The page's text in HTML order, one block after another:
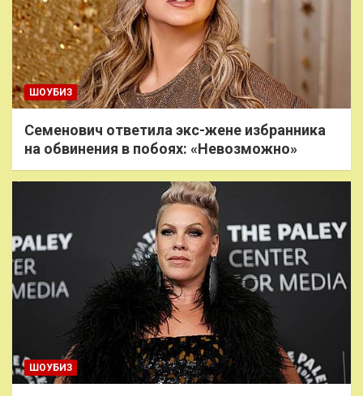
ШОУБИЗ
Семенович ответила экс-жене избранника
на обвинения в побоях: «Невозможно»
ШОУБИЗ